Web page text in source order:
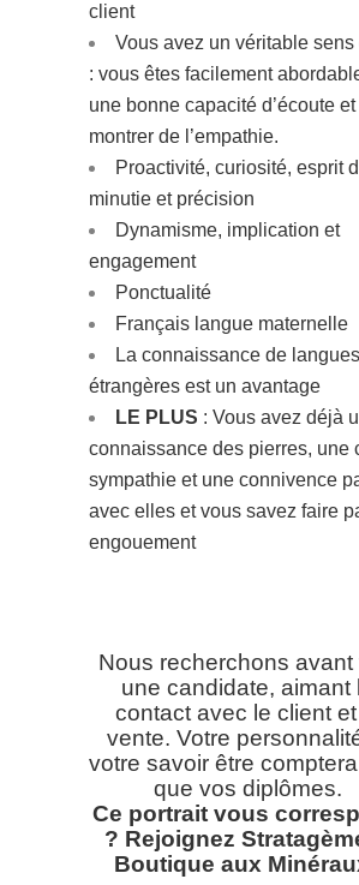
client
Vous avez un véritable sens
: vous êtes facilement
une bonne capacité d’écoute
montrer de l’empathie.
Proactivité, curiosité, esprit
minutie et précision
Dynamisme, implication et
engagement
Ponctualité
Français langue maternelle
La connaissance de langues
étrangères est un avantage
LE PLUS : Vous avez déjà
connaissance des pierres, une
sympathie et une connivence
avec elles et vous savez faire
engouement
Nous recherchons avant
une candidate, aimant
contact avec le client
vente. Votre
votre savoir être
que vos diplômes.
Ce portrait vous
? Rejoignez
Boutique aux